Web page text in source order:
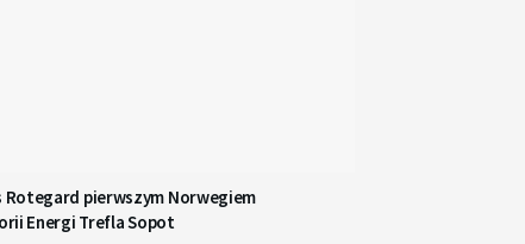
Rotegard pierwszym Norwegiem
Energi Trefla Sopot